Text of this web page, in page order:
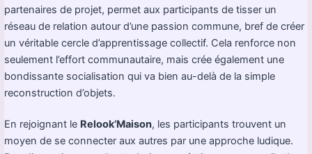
partenaires de projet, permet aux participants de tisser un
réseau de relation autour d’une passion commune, bref de créer
un véritable cercle d’apprentissage collectif. Cela renforce non
seulement l’effort communautaire, mais crée également une
bondissante socialisation qui va bien au-delà de la simple
reconstruction d’objets.
En rejoignant le Relook’Maison, les participants trouvent un
moyen de se connecter aux autres par une approche ludique.